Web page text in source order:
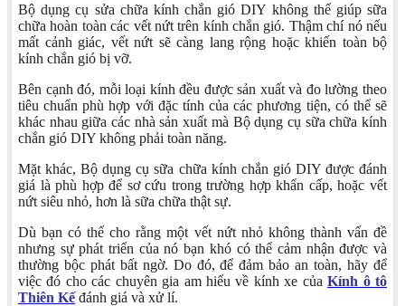
Bộ dụng cụ sửa chữa kính chắn gió DIY không thể giúp sữa
chữa hoàn toàn các vết nứt trên kính chắn gió. Thậm chí nó nếu
mất cảnh giác, vết nứt sẽ càng lang rộng hoặc khiến toàn bộ
kính chắn gió bị vỡ.
Bên cạnh đó, mỗi loại kính đều được sản xuất và đo lường theo
tiêu chuẩn phù hợp với đặc tính của các phương tiện, có thể sẽ
khác nhau giữa các nhà sản xuất mà Bộ dụng cụ sữa chữa kính
chắn gió DIY không phải toàn năng.
Mặt khác, Bộ dụng cụ sữa chữa kính chắn gió DIY được đánh
giá là phù hợp để sơ cứu trong trường hợp khẩn cấp, hoặc vết
nứt siêu nhỏ, hơn là sữa chữa thật sự.
Dù bạn có thể cho rằng một vết nứt nhỏ không thành vấn đề
nhưng sự phát triển của nó bạn khó có thể cảm nhận được và
thường bộc phát bất ngờ. Do đó, để đảm bảo an toàn, hãy để
việc đó cho các chuyên gia am hiểu về kính xe củaKính ô tô
Thiên Kếđánh giá và xử lí.